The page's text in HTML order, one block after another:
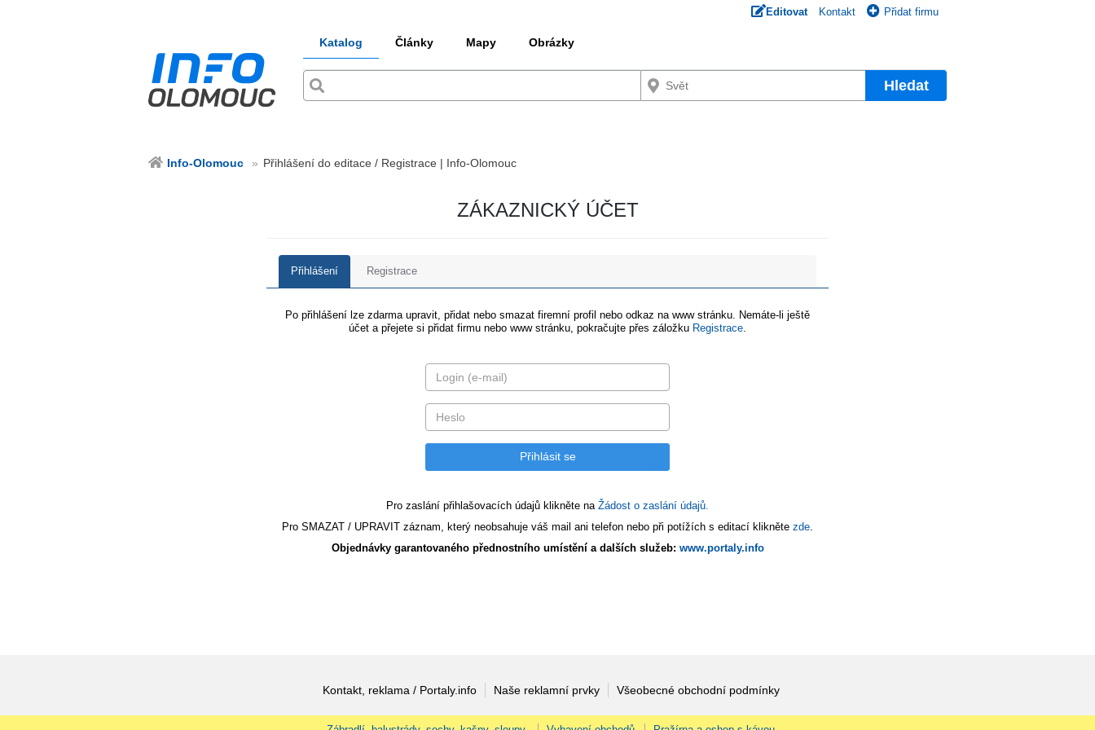
Editovat Kontakt Přidat firmu
Katalog Články Mapy Obrázky
Hledat
Info-Olomouc Přihlášení do editace / Registrace | Info-Olomouc
ZÁKAZNICKÝ ÚČET
Přihlášení Registrace
Po přihlášení lze zdarma upravit, přidat nebo smazat firemní profil nebo odkaz na www stránku. Nemáte-li ještě
účet a přejete si přidat firmu nebo www stránku, pokračujte přes záložku Registrace
Pro zaslání přihlašovacích údajů klikněte na Žádost o zaslání údajů.
Pro SMAZAT / UPRAVIT záznam, který neobsahuje váš mail ani telefon nebo při potížích s editací klikněte zde
Objednávky garantovaného přednostního umístění a dalších služeb: www.portaly.info
Kontakt, reklama / Portaly.info Naše reklamní prvky Všeobecné obchodní podmínky